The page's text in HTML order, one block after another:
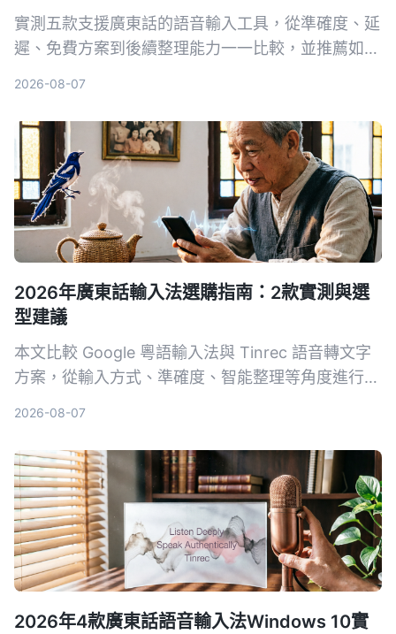
實測五款支援廣東話的語音輸入工具，從準確度、延
遲、免費方案到後續整理能力一一比較，並推薦如何
2026-08-07
2026年廣東話輸入法選購指南：2款實測與選
型建議
本文比較 Google 粵語輸入法與 Tinrec 語音轉文字
方案，從輸入方式、準確度、智能整理等角度進行實
2026-08-07
2026年4款廣東話語音輸入法Windows 10實